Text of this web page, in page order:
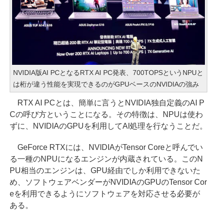
NVIDIA版AI PCとなるRTX AI PC発表、700TOPSというNPUと
は桁が違う性能を実現できるのがGPUベースのNVIDIAの強み
RTX AI PCとは、簡単に言うとNVIDIA独自定義のAI P
Cの呼び方ということになる。その特徴は、NPUは使わ
ずに、NVIDIAのGPUを利用してAI処理を行なうことだ。
GeForce RTXには、NVIDIAがTensor Coreと呼んでい
る一種のNPUになるエンジンが内蔵されている。このN
PU相当のエンジンは、GPU経由でしか利用できないた
め、ソフトウェアベンダーがNVIDIAのGPUのTensor Cor
eを利用できるようにソフトウェアを対応させる必要が
ある。